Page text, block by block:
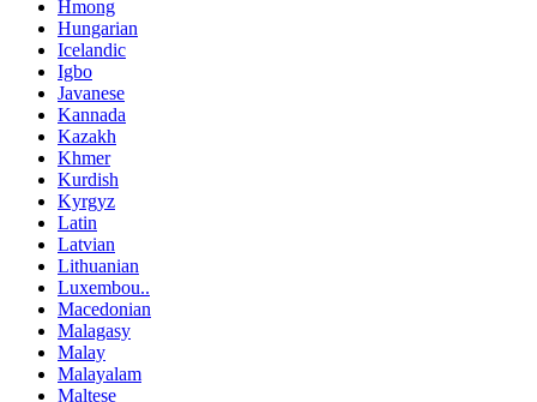
Hmong
Hungarian
Icelandic
Igbo
Javanese
Kannada
Kazakh
Khmer
Kurdish
Kyrgyz
Latin
Latvian
Lithuanian
Luxembou..
Macedonian
Malagasy
Malay
Malayalam
Maltese